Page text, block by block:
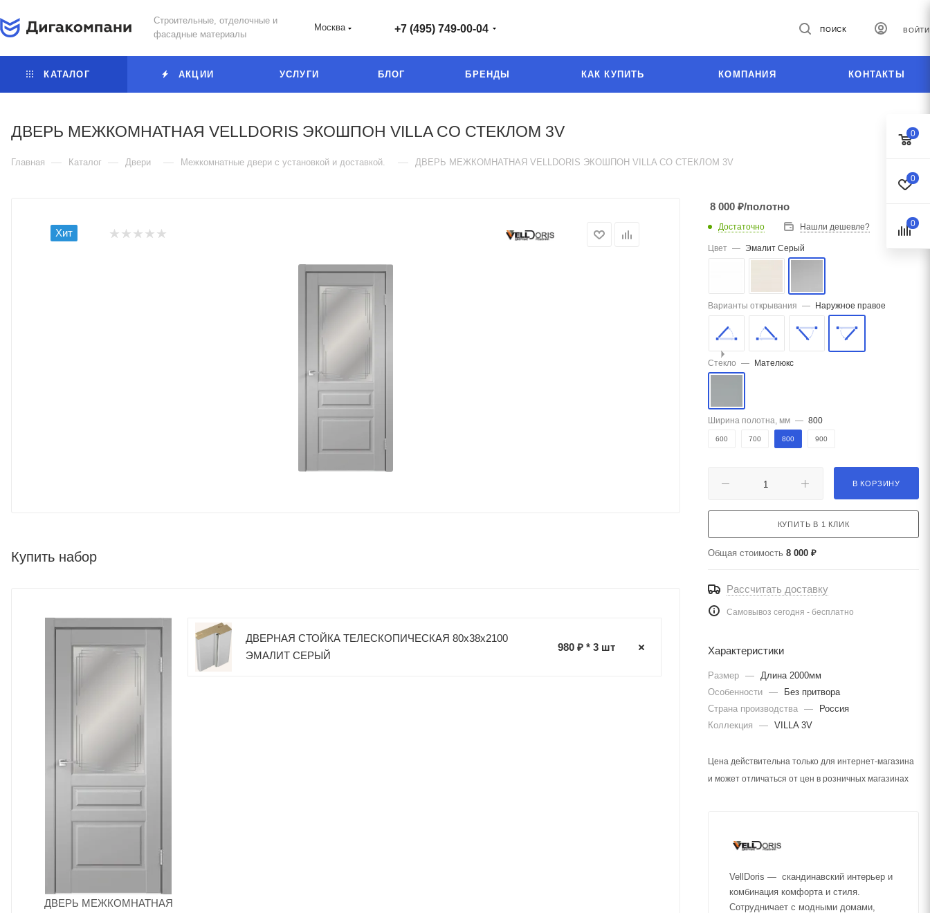
Строительные, отделочные и
фасадные материалы
Москва +7 (495) 749-00-04 ПОИСК ВОЙТИ
КАТАЛОГ АКЦИИ УСЛУГИ БЛОГ БРЕНДЫ КАК КУПИТЬ КОМПАНИЯ КОНТАКТЫ
ДВЕРЬ МЕЖКОМНАТНАЯ VELLDORIS ЭКОШПОН VILLA СО СТЕКЛОМ 3V
Главная — Каталог — Двери — Межкомнатные двери с установкой и доставкой. — ДВЕРЬ МЕЖКОМНАТНАЯ VELLDORIS ЭКОШПОН VILLA СО СТЕКЛОМ 3V
Хит
Купить набор
ДВЕРЬ МЕЖКОМНАТНАЯ
ДВЕРНАЯ СТОЙКА ТЕЛЕСКОПИЧЕСКАЯ 80х38х2100
ЭМАЛИТ СЕРЫЙ
980 ₽ * 3 шт
8 000 ₽/полотно
Достаточно Нашли дешевле?
Цвет — Эмалит Серый
Варианты открывания — Наружное правое
Стекло — Мателюкс
Ширина полотна, мм — 800
600 700 800 900
В КОРЗИНУ
КУПИТЬ В 1 КЛИК
Общая стоимость 8 000 ₽
Рассчитать доставку
Самовывоз сегодня - бесплатно
Характеристики
Размер — Длина 2000мм
Особенности —
Без притвора
Страна производства —
Россия
Коллекция
— VILLA 3V
Цена действительна только для интернет-магазина
и может отличаться от цен в розничных магазинах
VellDoris — скандинавский интерьер и
комбинация комфорта и стиля.
Сотрудничает с модными домами,
0
0
0